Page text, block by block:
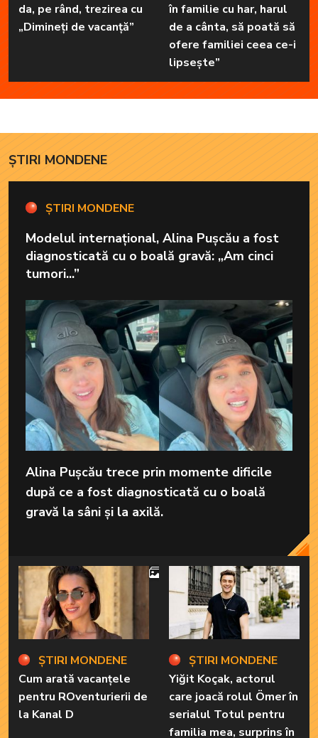
da, pe rând, trezirea cu
„Dimineți de vacanță”
în familie cu har, harul
de a cânta, să poată să
ofere familiei ceea ce-i
lipsește”
ȘTIRI MONDENE
ȘTIRI MONDENE
Modelul internațional, Alina Pușcău a fost
diagnosticată cu o boală gravă: „Am cinci
tumori...”
Alina Pușcău trece prin momente dificile
după ce a fost diagnosticată cu o boală
gravă la sâni și la axilă.
ȘTIRI MONDENE
Cum arată vacanțele
pentru ROventurierii de
la Kanal D
ȘTIRI MONDENE
Yiğit Koçak, actorul
care joacă rolul Ömer în
serialul Totul pentru
familia mea, surprins în